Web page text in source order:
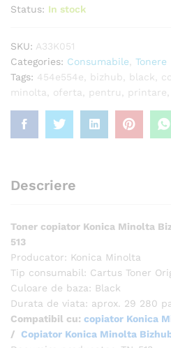
Status: In stock
SKU: A33K051
Categories: Consumabile
Tonere
Tags: 454e554e bizhub black
minolta
oferta pentru printare
Descriere
Toner copiator Konica Minolta
513
Producator: Konica Minolta
Tip consumabil: Cartus Toner
Culoare de baza: Black
Durata de viata: aprox. 29 280
Compatibil cu: copiator Konica
/ Copiator Konica Minolta